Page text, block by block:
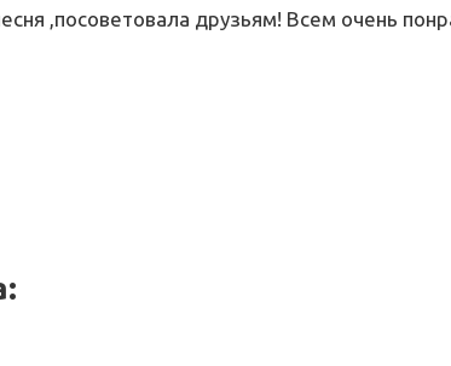
,посоветовала друзьям! Всем очень